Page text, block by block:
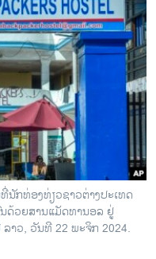
ນັກທ່ອງທ່ຽວຊາວຕ່າງປະເທດ
ດ້ວຍສານແມັດທານອລ ຢູ່
ລາວ, ວັນທີ 22 ພະຈິກ 2024.